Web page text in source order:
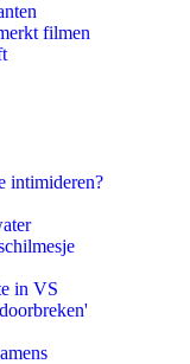
filmen
intimideren?
in VS